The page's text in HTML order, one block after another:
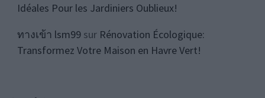
Idéales Pour les Jardiniers Oublieux!
ทางเข้า lsm99sur Rénovation Écologique:
Transformez Votre Maison en Havre Vert!